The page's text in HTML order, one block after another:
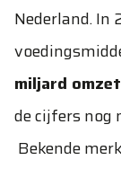
Nederland. In
miljard
de cijfers nog
Bekende